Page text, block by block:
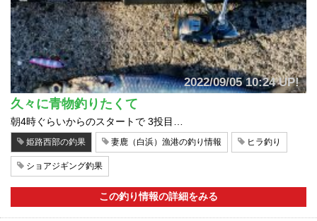
2022/09/05 10:24 UP!
久々に青物釣りたくて
朝4時ぐらいからのスタートで 3投目…
姫路西部の釣果 妻鹿（白浜）漁港の釣り情報 ヒラ釣り
ショアジギング釣果
この釣り情報の詳細をみる